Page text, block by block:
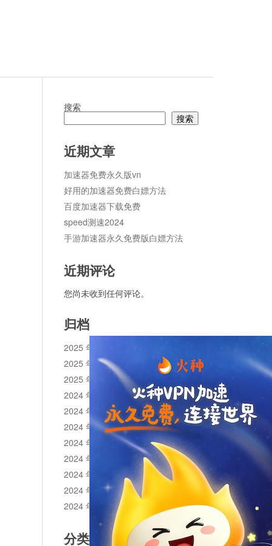
搜索
搜索
近期文章
加速器免费永久版vn
好用的加速器免费白嫖方法
百度加速器下载免费
speed测速2024
手游加速器永久免费版白嫖方法
近期评论
您尚未收到任何评论。
归档
2025 年 11 月
2025 年 10 月
2025 年 1 月
2024 年 12 月
2024 年 11 月
2024 年 10 月
2024 年 9 月
2024 年 8 月
2024 年 7 月
2024 年 6 月
2024 年 5 月
分类目录